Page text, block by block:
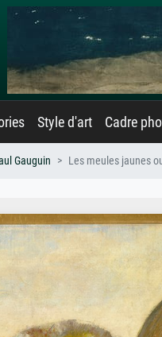
Style d'art Cadre
Gauguin Les meules jaunes